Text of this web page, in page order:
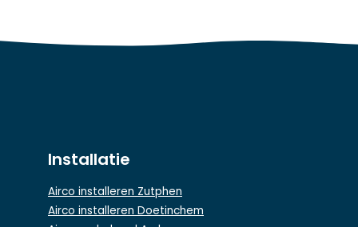
Installatie
Airco installeren Zutphen
Airco installeren Doetinchem